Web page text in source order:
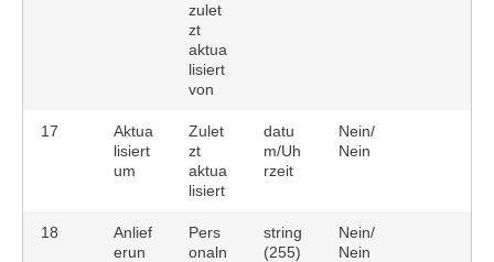
zulet
zt
aktua
lisiert
von
17
Aktua
lisiert
um
Zulet
zt
aktua
lisiert
datu
m/Uh
rzeit
Nein/
Nein
18
Anlief
erun
Pers
onaln
string
(255)
Nein/
Nein